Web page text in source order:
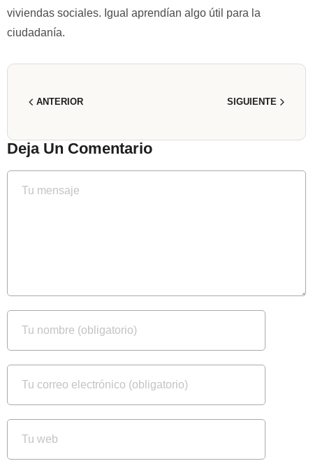
viviendas sociales. Igual aprendían algo útil para la
ciudadanía.
ANTERIOR SIGUIENTE
Deja Un Comentario